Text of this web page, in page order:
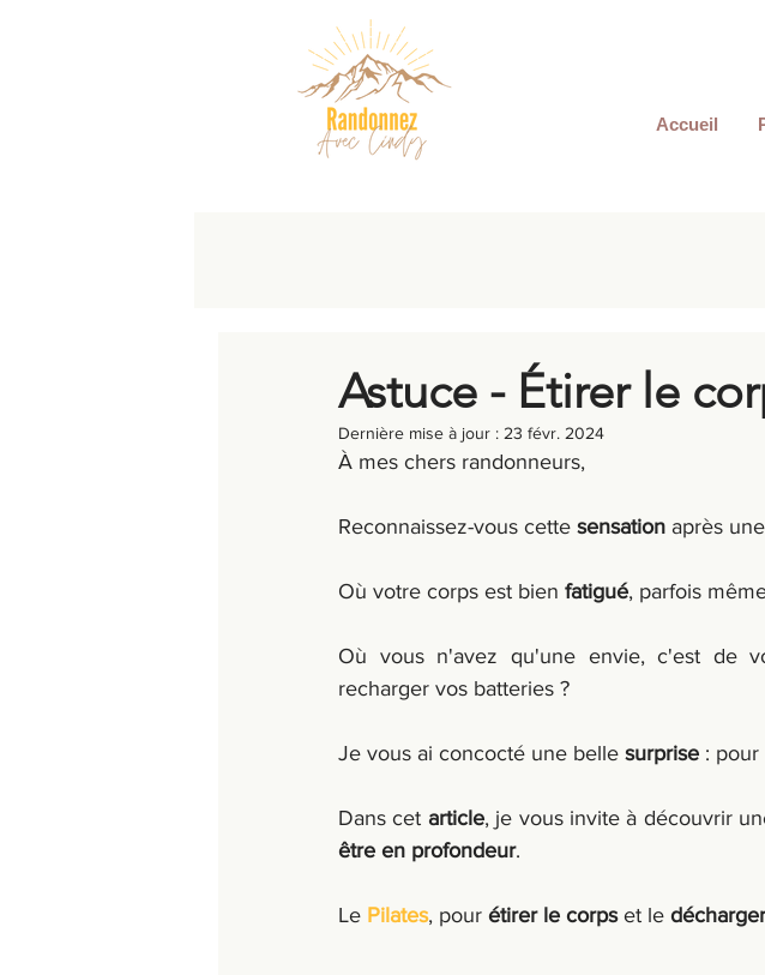
Accueil
Astuce - Étirer le
Dernière mise à jour : 23 févr. 2024
À mes chers randonneurs,
Reconnaissez-vous cette sensation après
Où votre corps est bien fatigué, parfois
Où vous n'avez qu'une envie, c'est de
recharger vos batteries ?
Je vous ai concocté une belle surprise : pour
Dans cet article, je vous invite à découvrir
être en profondeur.
Le Pilates, pour étirer le corps et le